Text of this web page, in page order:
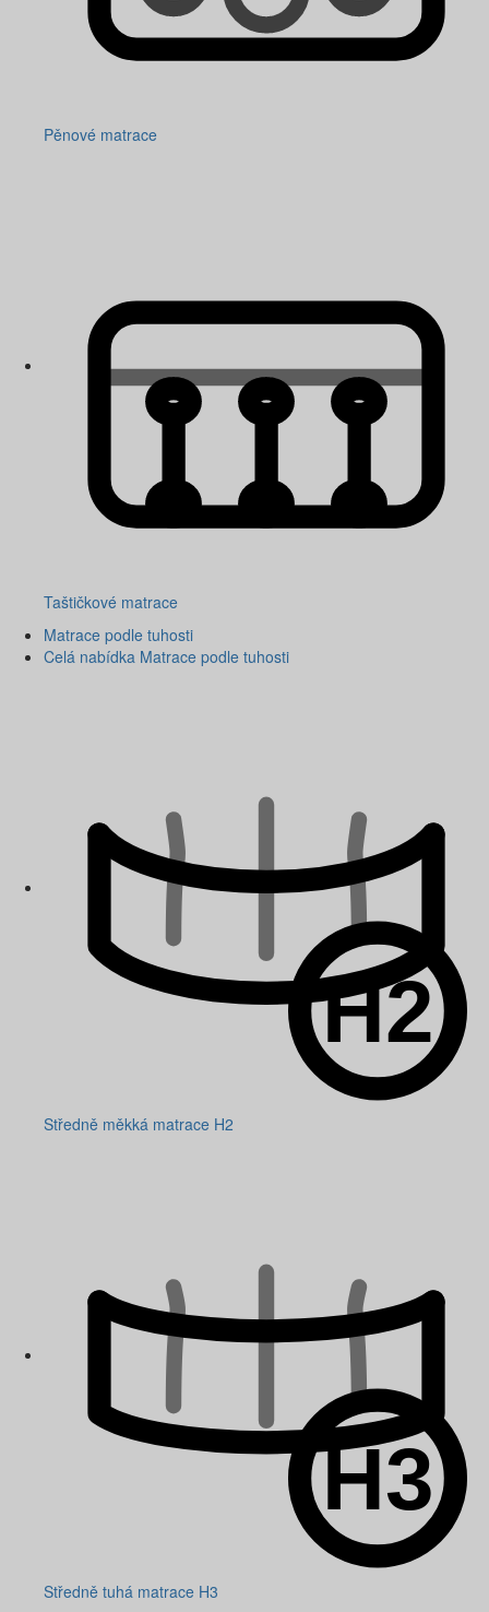
Pěnové matrace
Taštičkové matrace
Matrace podle tuhosti
Celá nabídka Matrace podle tuhosti
Středně měkká matrace H2
Středně tuhá matrace H3